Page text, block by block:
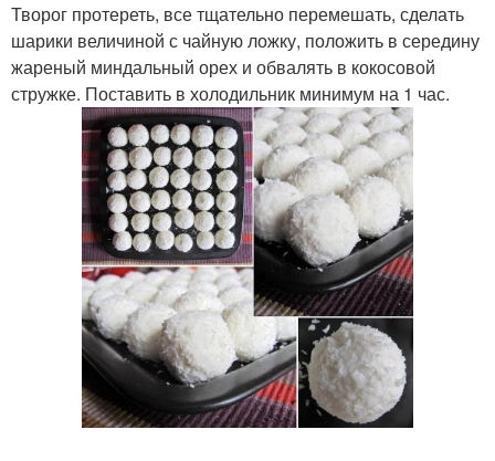
Творог протереть, все тщательно перемешать, сделать
шарики величиной с чайную ложку, положить в середину
жареный миндальный орех и обвалять в кокосовой
стружке. Поставить в холодильник минимум на 1 час.